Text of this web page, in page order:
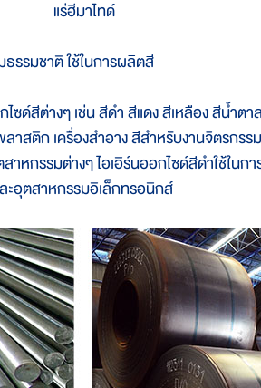
แร่ฮีมาไทด์
รมชาติ ใช้ในการผลิตสี
ต่างๆ เช่น สีดำ สีแดง สีเหลือง สีน้ำตาล
สติก เครื่องสำอาง สีสำหรับงานจิตรกร
หกรรมต่างๆ ไอเอิร์นออกไซด์สีดำใช้ในก
อุตสาหกรรมอิเล็กทรอนิกส์